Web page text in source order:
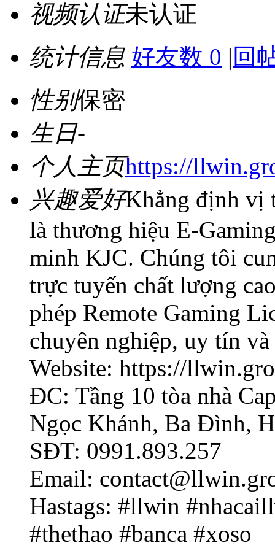
视频认证未认证
统计信息 好友数 0 | 回
性别保密
生日-
个人主页https://
兴趣爱好Khẳng định vị
là thương hiệu E-
minh KJC. Chúng tôi
trực tuyến chất lượng
phép Remote Gaming
chuyên nghiệp, uy tín
Website: https://
ĐC: Tầng 10 tòa nhà
Ngọc Khánh, Ba Đình,
SĐT: 0991.893.257
Email:
Hastags: #llwin
#thethao #banca #xoso